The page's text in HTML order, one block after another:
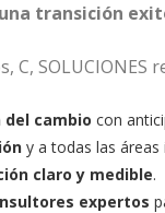
transición
C, SOLUCIONES
cambio con
y a todas las áreas
claro y medible.
expertos